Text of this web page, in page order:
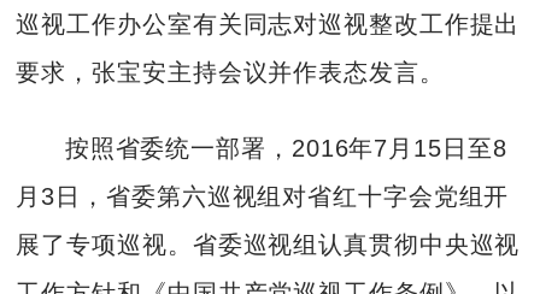
巡视工作办公室有关同志对巡视整改工作提出
要求，张宝安主持会议并作表态发言。
按照省委统一部署，2016年7月15日至8
月3日，省委第六巡视组对省红十字会党组开
展了专项巡视。省委巡视组认真贯彻中央巡视